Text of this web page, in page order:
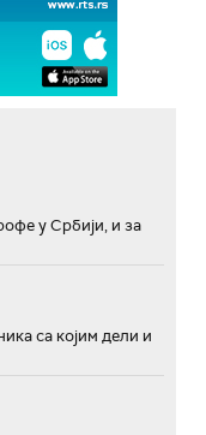
у Србији, и за
са којим дели и